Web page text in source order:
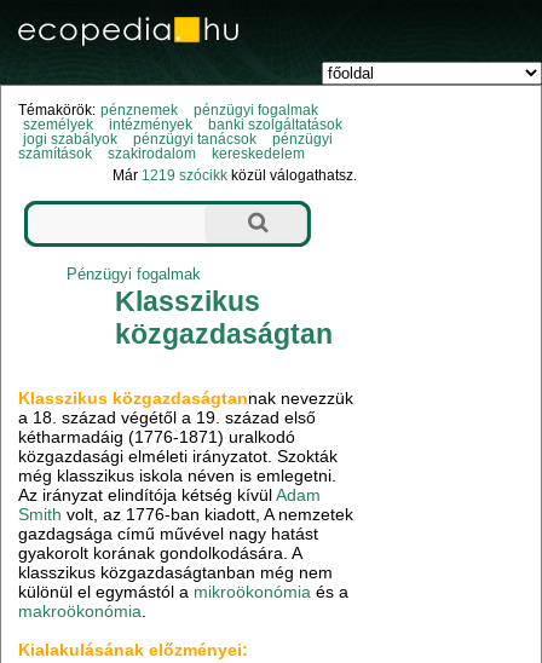
Témakörök: pénznemek
pénzügyi fogalmak
személyek
intézmények
banki szolgáltatások
jogi szabályok
pénzügyi tanácsok
pénzügyi
számítások
szakirodalom
kereskedelem
Már 1219 szócikk közül válogathatsz.
Pénzügyi fogalmak
Klasszikus
közgazdaságtan
Klasszikus közgazdaságtannak nevezzük
a 18. század végétől a 19. század első
kétharmadáig (1776-1871) uralkodó
közgazdasági elméleti irányzatot. Szokták
még klasszikus iskola néven is emlegetni.
Az irányzat elindítója kétség kívülAdam
Smith volt, az 1776-ban kiadott, A nemzetek
gazdagsága című művével nagy hatást
gyakorolt korának gondolkodására. A
klasszikus közgazdaságtanban még nem
különül el egymástól a mikroökonómia és a
makroökonómia
Kialakulásának előzményei: